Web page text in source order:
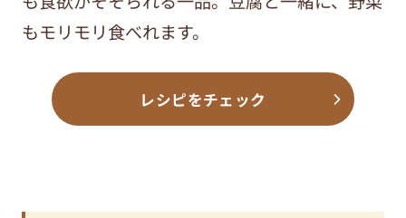
もモリモリ食べれます。
レシピをチェック